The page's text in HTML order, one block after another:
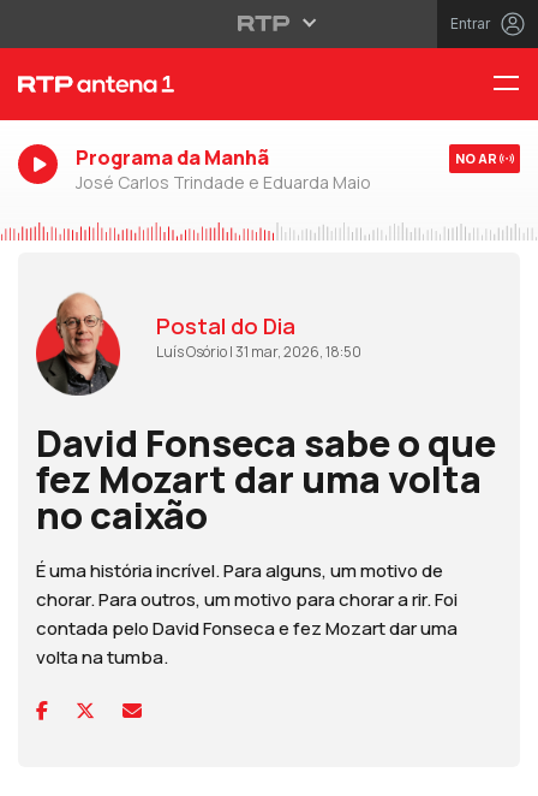
Entrar
Programa da Manhã
José Carlos Trindade e Eduarda Maio
NO AR
Postal do Dia
Luís Osório | 31 mar, 2026, 18:50
David Fonseca sabe o que
fez Mozart dar uma volta
no caixão
É uma história incrível. Para alguns, um motivo de
chorar. Para outros, um motivo para chorar a rir. Foi
contada pelo David Fonseca e fez Mozart dar uma
volta na tumba.